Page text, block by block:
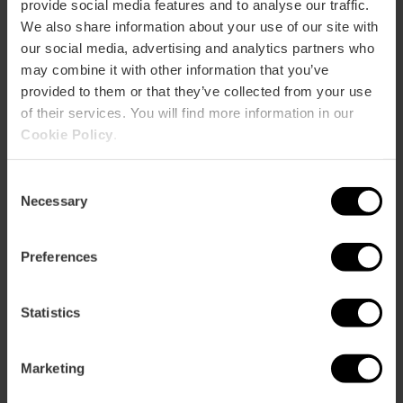
provide social media features and to analyse our traffic.
We also share information about your use of our site with
our social media, advertising and analytics partners who
may combine it with other information that you’ve
provided to them or that they’ve collected from your use
of their services. You will find more information in our
Cookie Policy
Selection
Necessary
Preferences
Statistics
Marketing
Cómo llegar
Abadía de Sant Martí 10